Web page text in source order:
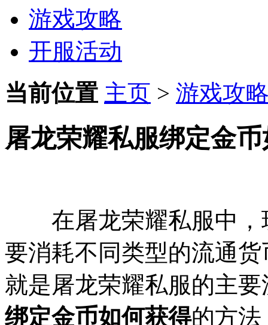
游戏攻略
开服活动
当前位置 主页 > 游戏攻
屠龙荣耀私服绑定金
在屠龙荣耀私服中，
要消耗不同类型的流通
就是屠龙荣耀私服的主
绑定金币如何获得的方法